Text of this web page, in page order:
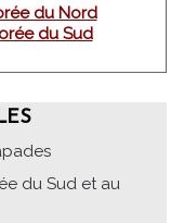
du Nord
du Sud
du Sud et au